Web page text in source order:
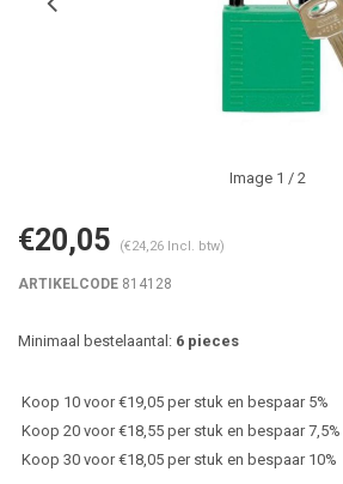
Image 1 / 2
€20,05 (€24,26 Incl. btw)
ARTIKELCODE 814128
Minimaal bestelaantal: 6 pieces
Koop 10 voor €19,05 per stuk en bespaar 5%
Koop 20 voor €18,55 per stuk en bespaar 7,5%
Koop 30 voor €18,05 per stuk en bespaar 10%